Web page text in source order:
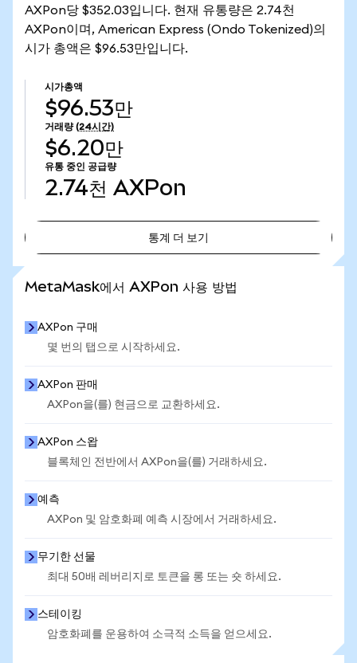
AXPon당 $352.03입니다. 현재 유통량은 2.74천
AXPon이며, American Express (Ondo Tokenized)의
시가 총액은 $96.53만입니다.
시가총액
$96.53만
거래량 (24시간)
$6.20만
유통 중인 공급량
2.74천 AXPon
통계 더 보기
MetaMask에서 AXPon 사용 방법
AXPon 구매
몇 번의 탭으로 시작하세요.
AXPon 판매
AXPon을(를) 현금으로 교환하세요.
AXPon 스왑
블록체인 전반에서 AXPon을(를) 거래하세요.
예측
AXPon 및 암호화폐 예측 시장에서 거래하세요.
무기한 선물
최대 50배 레버리지로 토큰을 롱 또는 숏 하세요.
스테이킹
암호화폐를 운용하여 소극적 소득을 얻으세요.